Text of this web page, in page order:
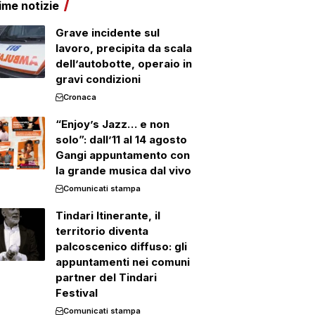
notizie
Grave incidente sul
lavoro, precipita da scala
dell’autobotte, operaio in
gravi condizioni
Cronaca
“Enjoy’s Jazz… e non
solo”: dall’11 al 14 agosto
Gangi appuntamento con
la grande musica dal vivo
Comunicati stampa
Tindari Itinerante, il
territorio diventa
palcoscenico diffuso: gli
appuntamenti nei comuni
partner del Tindari
Festival
Comunicati stampa